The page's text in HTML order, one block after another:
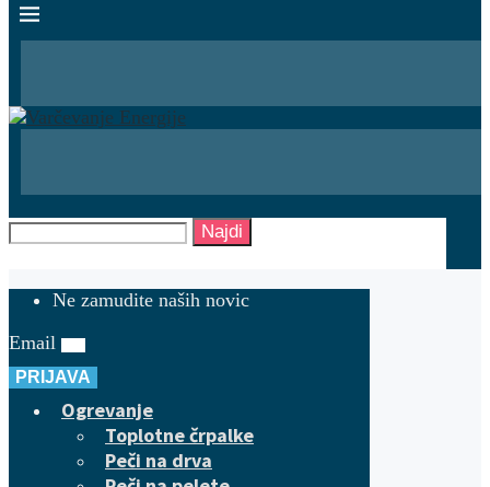
Najdi
Ne zamudite naših novic
Email
PRIJAVA
Ogrevanje
Toplotne črpalke
Peči na drva